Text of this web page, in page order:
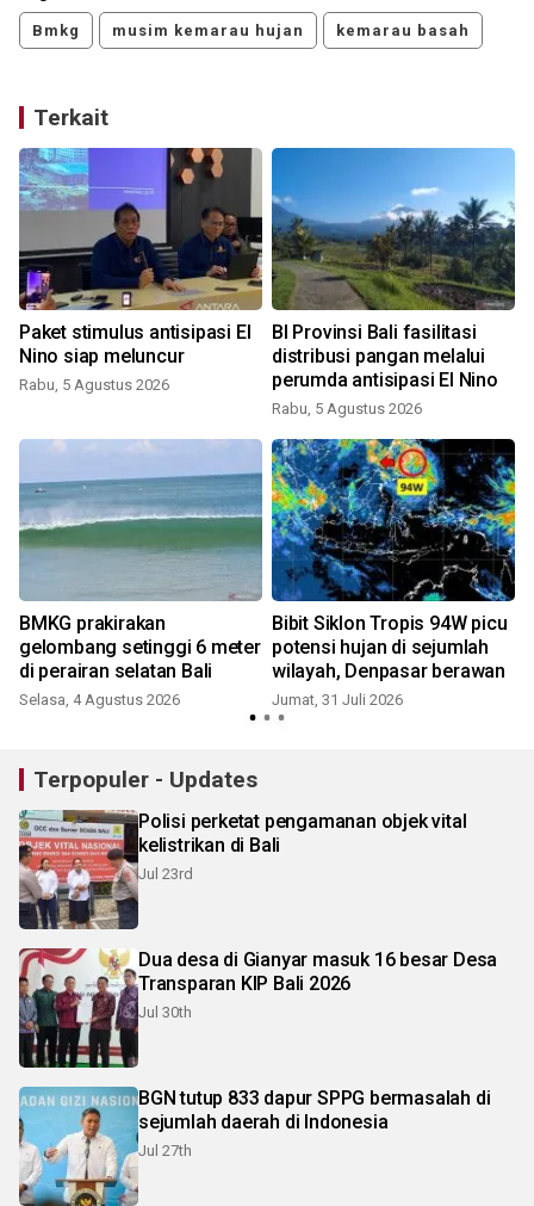
Bmkg musim kemarau hujan kemarau basah
Terkait
Paket stimulus antisipasi El
Nino siap meluncur
Rabu, 5 Agustus 2026
BI Provinsi Bali fasilitasi
distribusi pangan melalui
perumda antisipasi El Nino
Rabu, 5 Agustus 2026
BMKG prakirakan
gelombang setinggi 6 meter
di perairan selatan Bali
Selasa, 4 Agustus 2026
Bibit Siklon Tropis 94W picu
potensi hujan di sejumlah
wilayah, Denpasar berawan
Jumat, 31 Juli 2026
Terpopuler - Updates
Polisi perketat pengamanan objek vital
kelistrikan di Bali
Jul 23rd
Dua desa di Gianyar masuk 16 besar Desa
Transparan KIP Bali 2026
Jul 30th
BGN tutup 833 dapur SPPG bermasalah di
sejumlah daerah di Indonesia
Jul 27th